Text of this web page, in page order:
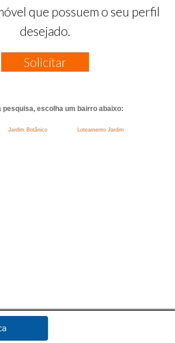
que possuem o seu perfil
desejado.
Solicitar
pesquisa, escolha um bairro abaixo:
Jardim Botânico Loteamento Jardim